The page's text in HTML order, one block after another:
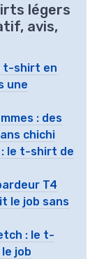
légers
avis,
t-shirt en
une
: des
chichi
: le t-shirt de
T4
le job sans
: le t-
job